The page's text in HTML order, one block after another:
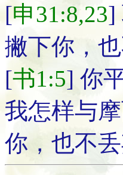
[申31:8,23]
撇下你，
[书1:5] 你
我怎样与
你，也不丢